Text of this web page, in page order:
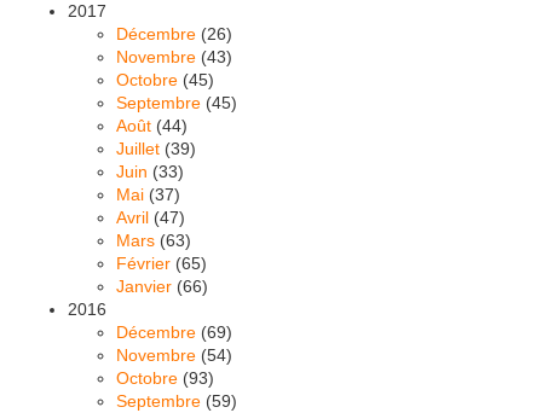
2017
Décembre (26)
Novembre (43)
Octobre (45)
Septembre (45)
Août (44)
Juillet (39)
Juin (33)
Mai (37)
Avril (47)
Mars (63)
Février (65)
Janvier (66)
2016
Décembre (69)
Novembre (54)
Octobre (93)
Septembre (59)